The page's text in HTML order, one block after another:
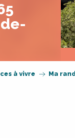
à vivre Ma